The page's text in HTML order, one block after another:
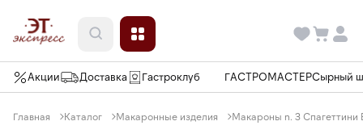
Акции Доставка Гастроклуб ГАСТРОМАСТЕРСырный
Главная Каталог Макаронные изделия Макароны n. 3 Спагеттини